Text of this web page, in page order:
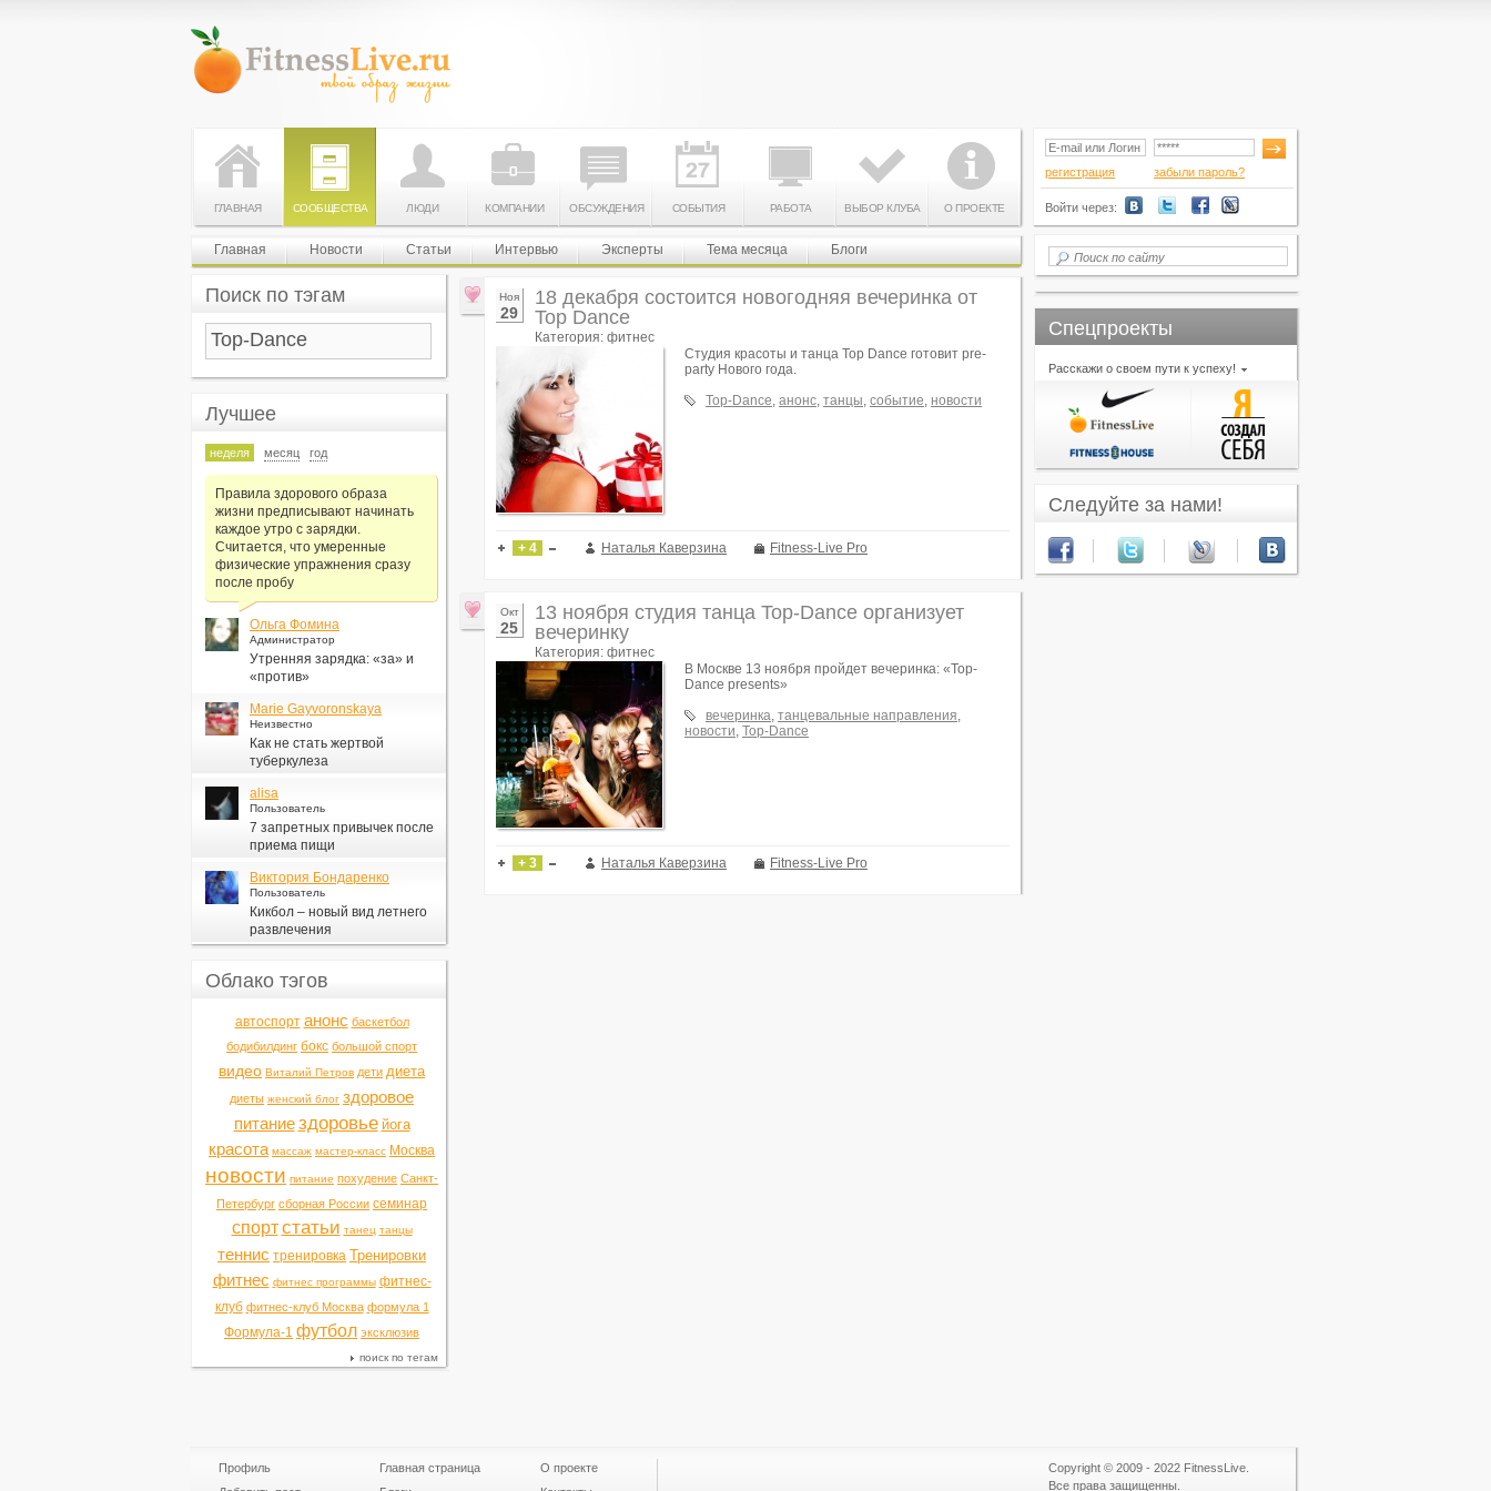
ГЛАВНАЯ СООБЩЕСТВА ЛЮДИ КОМПАНИИ ОБСУЖДЕНИЯ СОБЫТИЯ РАБОТА ВЫБОР КЛУБА О ПРОЕКТЕ
регистрация забыли пароль?
Войти через:
Главная Новости Статьи Интервью Эксперты Тема месяца Блоги
Ноя
29
18 декабря состоится новогодняя вечеринка от
Top Dance
Категория: фитнес
Студия красоты и танца Top Dance готовит pre-
party Нового года.
Top-Dance, анонс, танцы, событие, новости
+ 4 Наталья Каверзина Fitness-Live Pro
Окт
25
13 ноября студия танца Top-Dance организует
вечеринку
Категория: фитнес
В Москве 13 ноября пройдет вечеринка: «Top-
Dance presents»
вечеринка, танцевальные направления,
новости, Top-Dance
+ 3 Наталья Каверзина Fitness-Live Pro
Поиск по тэгам
Лучшее
неделя месяц год
Правила здорового образа
жизни предписывают начинать
каждое утро с зарядки.
Считается, что умеренные
физические упражнения сразу
после пробу
Ольга Фомина
Администратор
Утренняя зарядка: «за» и
«против»
Marie Gayvoronskaya
Неизвестно
Как не стать жертвой
туберкулеза
alisa
Пользователь
7 запретных привычек после
приема пищи
Виктория Бондаренко
Пользователь
Кикбол – новый вид летнего
развлечения
Облако тэгов
автоспорт анонс баскетбол
бодибилдинг бокс большой спорт
видео Виталий Петров дети диета
диеты женский блог здоровое
питание здоровье йога
красота массаж мастер-класс Москва
новости питание похудение Санкт-
Петербург сборная России семинар
спорт статьи танец танцы
теннис тренировка Тренировки
фитнес фитнес программы фитнес-
клуб фитнес-клуб Москва формула 1
Формула-1 футбол эксклюзив
поиск по тегам
Спецпроекты
Расскажи о своем пути к успеху!
Следуйте за нами!
Профиль
Главная страница
О проекте
Copyright © 2009 - 2022 FitnessLive.
Все права защищенны.